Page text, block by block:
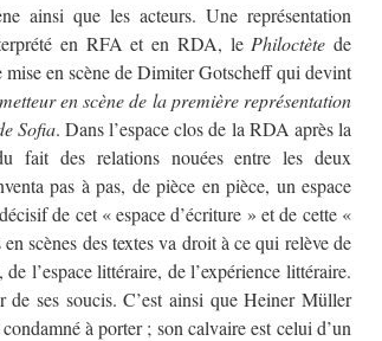
ainsi que les acteurs. Une représentation
en RFA et en RDA, le Philoctète de
en scène de Dimiter Gotscheff qui devint
en scène de la première représentation
Sofia. Dans l’espace clos de la RDA après la
fait des relations nouées entre les deux
pas à pas, de pièce en pièce, un espace
de cet « espace d’écriture » et de cette «
scènes des textes va droit à ce qui relève de
l’espace littéraire, de l’expérience littéraire.
ses soucis. C’est ainsi que Heiner Müller
à porter ; son calvaire est celui d’un